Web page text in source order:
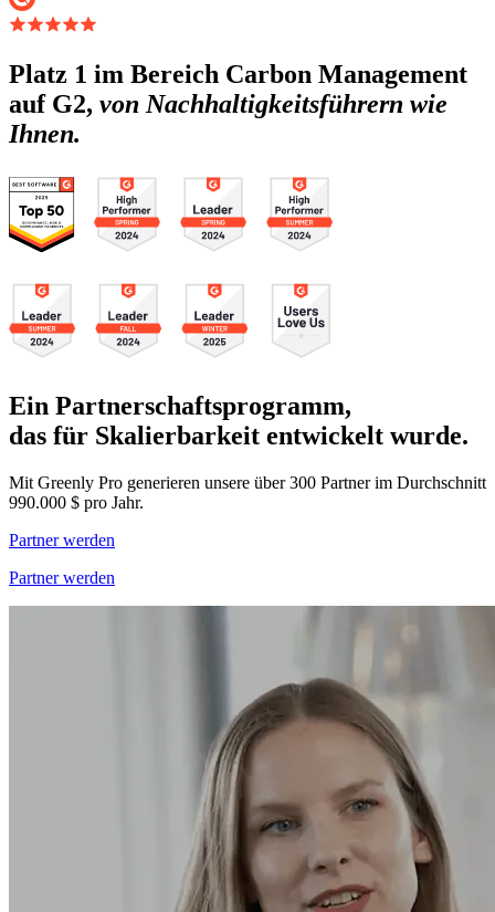
Platz 1 im Bereich Carbon Management
auf G2, von Nachhaltigkeitsführern wie
Ihnen.
Ein Partnerschaftsprogramm,
das für Skalierbarkeit entwickelt wurde.
Mit Greenly Pro generieren unsere über 300 Partner im Durchschnitt
990.000 $ pro Jahr.
Partner werden
Partner werden